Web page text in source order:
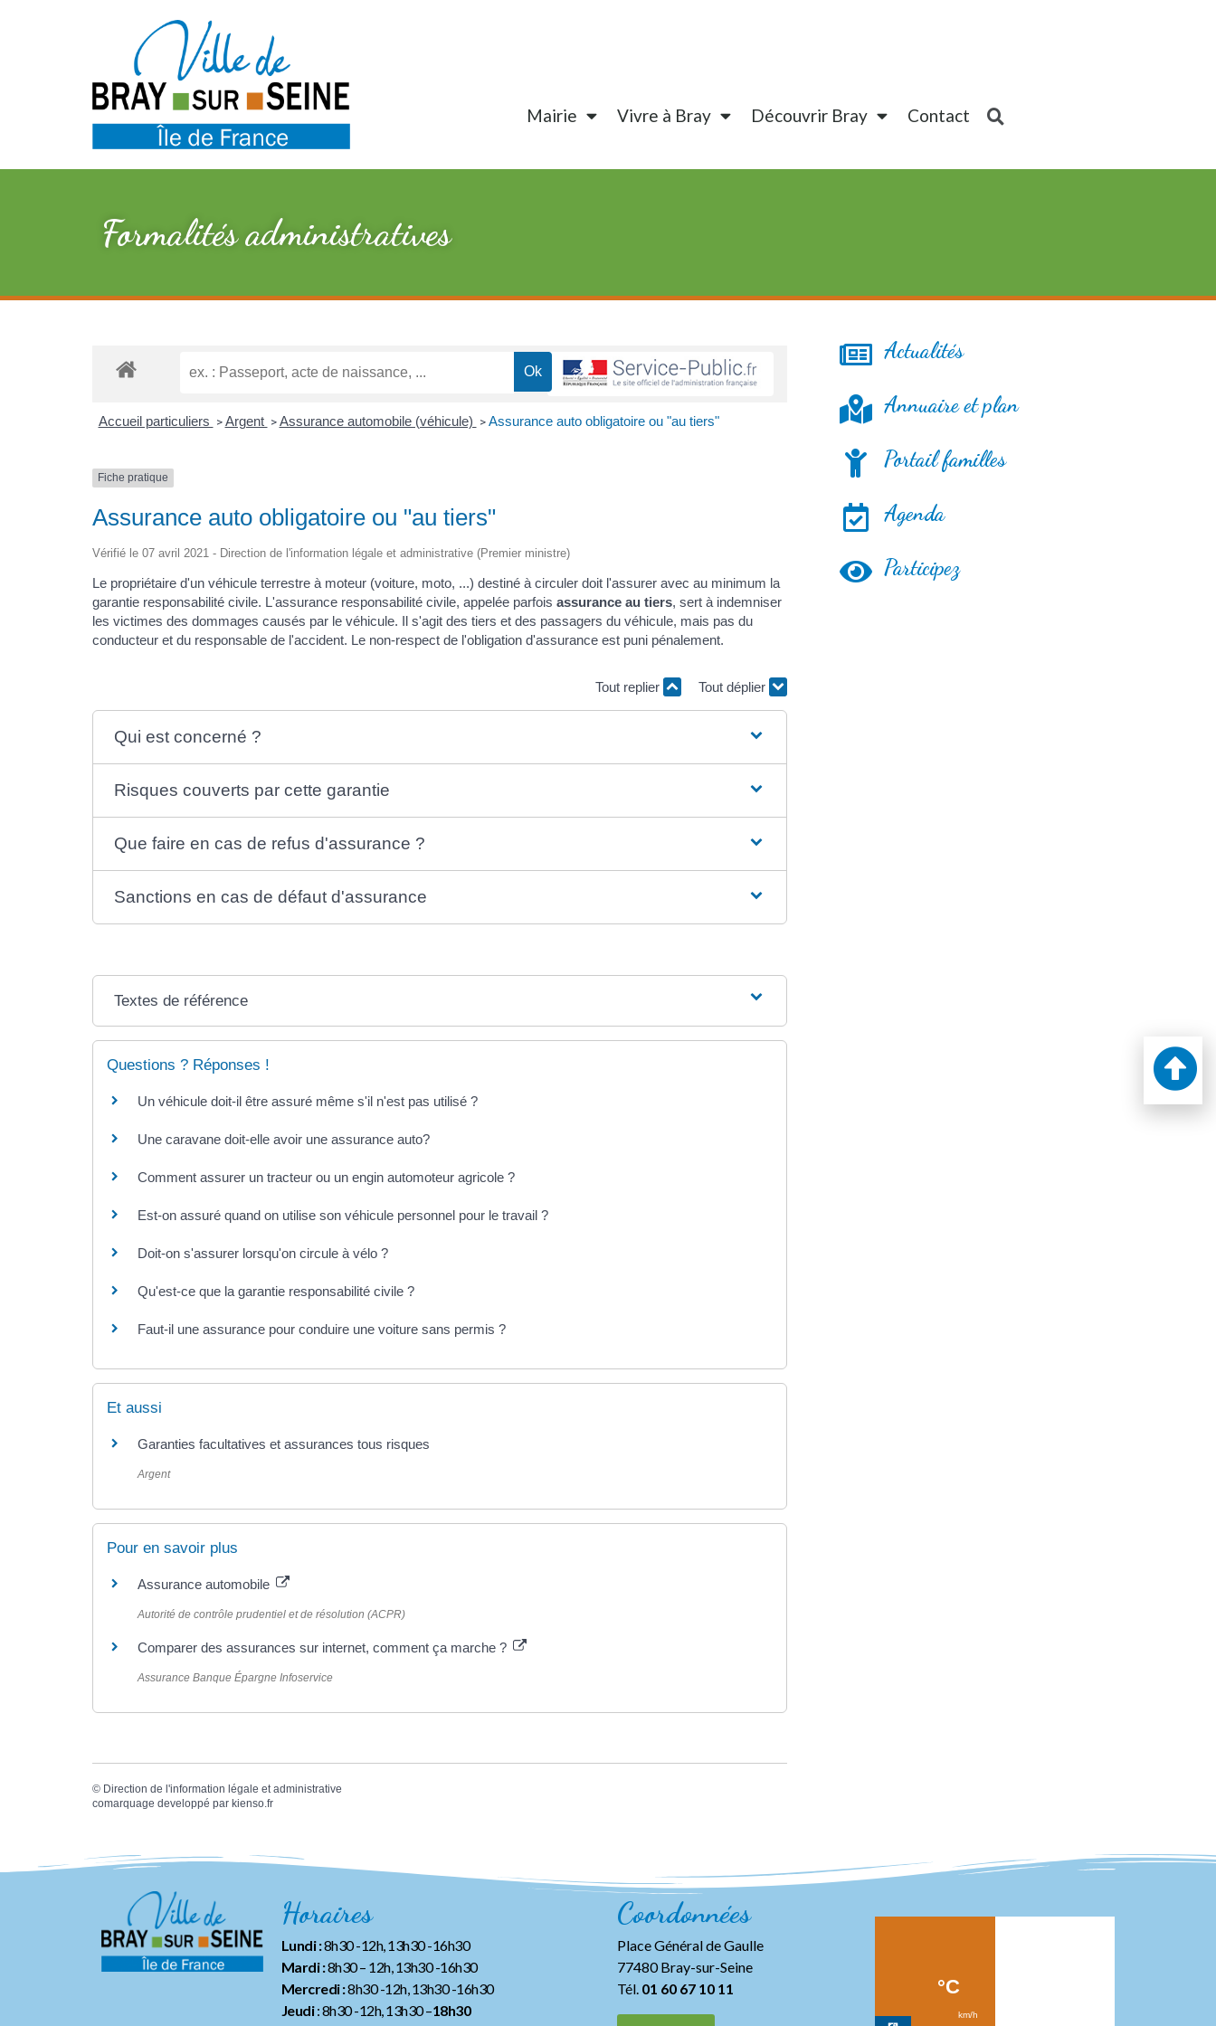
Mairie Vivre à Bray Découvrir Bray Contact
Formalités administratives
Accueil particuliers > Argent > Assurance automobile (véhicule) > Assurance auto obligatoire ou "au tiers"
Fiche pratique
Assurance auto obligatoire ou "au tiers"
Vérifié le 07 avril 2021 - Direction de l'information légale et administrative (Premier ministre)
Le propriétaire d'un véhicule terrestre à moteur (voiture, moto, ...) destiné à circuler doit l'assurer avec au minimum la
garantie responsabilité civile. L'assurance responsabilité civile, appelée parfois assurance au tiers, sert à indemniser
les victimes des dommages causés par le véhicule. Il s'agit des tiers et des passagers du véhicule, mais pas du
conducteur et du responsable de l'accident. Le non-respect de l'obligation d'assurance est puni pénalement.
Tout replier Tout déplier
Qui est concerné ?
Risques couverts par cette garantie
Que faire en cas de refus d'assurance ?
Sanctions en cas de défaut d'assurance
Textes de référence
Questions ? Réponses !
Un véhicule doit-il être assuré même s'il n'est pas utilisé ?
Une caravane doit-elle avoir une assurance auto?
Comment assurer un tracteur ou un engin automoteur agricole ?
Est-on assuré quand on utilise son véhicule personnel pour le travail ?
Doit-on s'assurer lorsqu'on circule à vélo ?
Qu'est-ce que la garantie responsabilité civile ?
Faut-il une assurance pour conduire une voiture sans permis ?
Et aussi
Garanties facultatives et assurances tous risques
Argent
Pour en savoir plus
Assurance automobile
Autorité de contrôle prudentiel et de résolution (ACPR)
Comparer des assurances sur internet, comment ça marche ?
Assurance Banque Épargne Infoservice
© Direction de l'information légale et administrative
comarquage developpé par kienso.fr
Actualités
Annuaire et plan
Portail familles
Agenda
Participez
Horaires
Lundi :8h30 -12h, 13h30 -16h30
Mardi :8h30 – 12h, 13h30 -16h30
Mercredi :8h30 -12h, 13h30 -16h30
Jeudi: 8h30 -12h, 13h30 –18h30
Coordonnées
Place Général de Gaulle
77480 Bray-sur-Seine
Tél. 01 60 67 10 11